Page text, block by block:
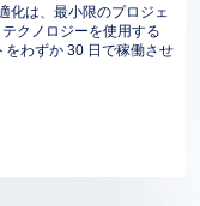
化は、最小限のプロジェ
クノロジーを使用する
をわずか 30 日で稼働させ